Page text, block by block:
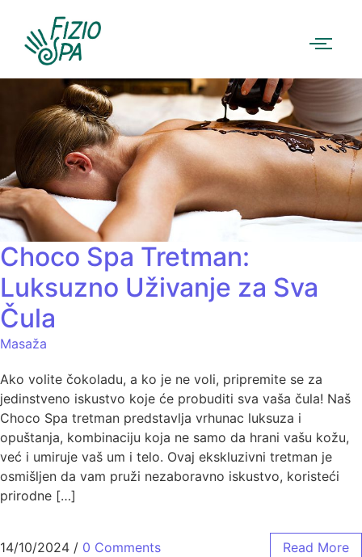
Choco Spa Tretman:
Luksuzno Uživanje za Sva
Čula
Masaža
Ako volite čokoladu, a ko je ne voli, pripremite se za
jedinstveno iskustvo koje će probuditi sva vaša čula! Naš
Choco Spa tretman predstavlja vrhunac luksuza i
opuštanja, kombinaciju koja ne samo da hrani vašu kožu,
već i umiruje vaš um i telo. Ovaj ekskluzivni tretman je
osmišljen da vam pruži nezaboravno iskustvo, koristeći
prirodne […]
14/10/2024 / 0 Comments Read More